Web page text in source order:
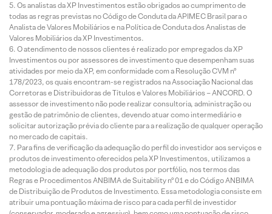
Os analistas da XP Investimentos estão obrigados ao cumprimento de
todas as regras previstas no Código de Conduta da APIMEC Brasil para o
Analista de Valores Mobiliários e na Política de Conduta dos Analistas de
Valores Mobiliários da XP Investimentos.
O atendimento de nossos clientes é realizado por empregados da XP
Investimentos ou por assessores de investimento que desempenham suas
atividades por meio da XP, em conformidade com a Resolução CVM nº
178/2023, os quais encontram-se registrados na Associação Nacional das
Corretoras e Distribuidoras de Títulos e Valores Mobiliários – ANCORD. O
assessor de investimento não pode realizar consultoria, administração ou
gestão de patrimônio de clientes, devendo atuar como intermediário e
solicitar autorização prévia do cliente para a realização de qualquer operação
no mercado de capitais.
Para fins de verificação da adequação do perfil do investidor aos serviços e
produtos de investimento oferecidos pela XP Investimentos, utilizamos a
metodologia de adequação dos produtos por portfólio, nos termos das
Regras e Procedimentos ANBIMA de Suitability nº 01 e do Código ANBIMA
de Distribuição de Produtos de Investimento. Essa metodologia consiste em
atribuir uma pontuação máxima de risco para cada perfil de investidor